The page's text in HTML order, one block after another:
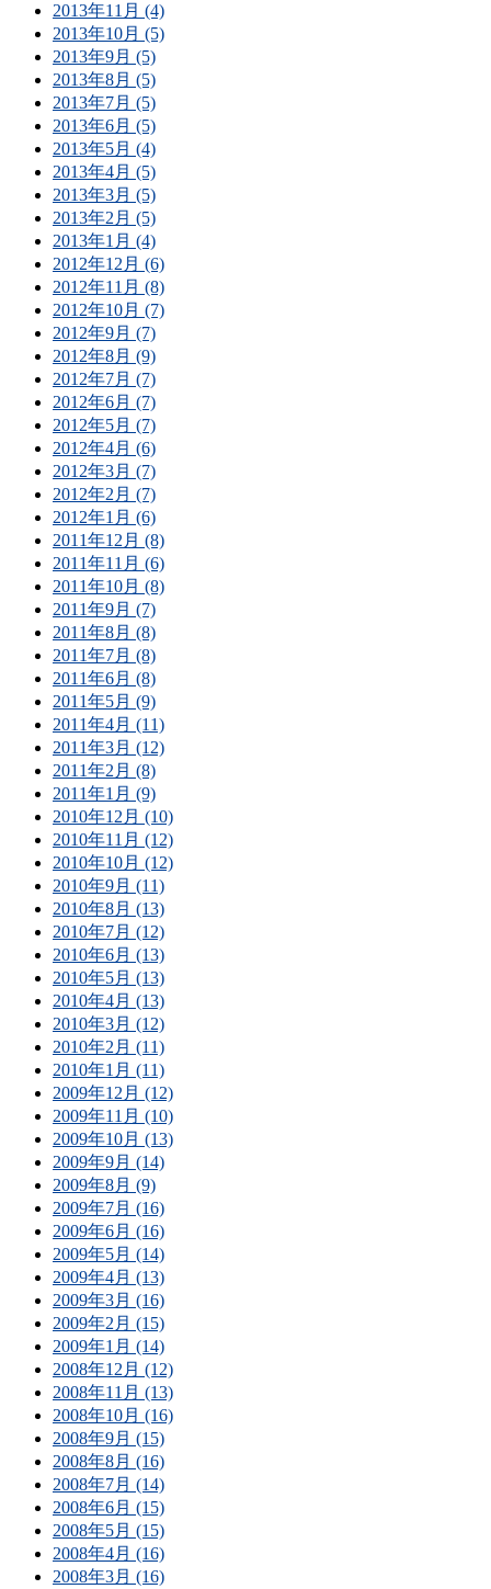
2013年11月 (4)
2013年10月 (5)
2013年9月 (5)
2013年8月 (5)
2013年7月 (5)
2013年6月 (5)
2013年5月 (4)
2013年4月 (5)
2013年3月 (5)
2013年2月 (5)
2013年1月 (4)
2012年12月 (6)
2012年11月 (8)
2012年10月 (7)
2012年9月 (7)
2012年8月 (9)
2012年7月 (7)
2012年6月 (7)
2012年5月 (7)
2012年4月 (6)
2012年3月 (7)
2012年2月 (7)
2012年1月 (6)
2011年12月 (8)
2011年11月 (6)
2011年10月 (8)
2011年9月 (7)
2011年8月 (8)
2011年7月 (8)
2011年6月 (8)
2011年5月 (9)
2011年4月 (11)
2011年3月 (12)
2011年2月 (8)
2011年1月 (9)
2010年12月 (10)
2010年11月 (12)
2010年10月 (12)
2010年9月 (11)
2010年8月 (13)
2010年7月 (12)
2010年6月 (13)
2010年5月 (13)
2010年4月 (13)
2010年3月 (12)
2010年2月 (11)
2010年1月 (11)
2009年12月 (12)
2009年11月 (10)
2009年10月 (13)
2009年9月 (14)
2009年8月 (9)
2009年7月 (16)
2009年6月 (16)
2009年5月 (14)
2009年4月 (13)
2009年3月 (16)
2009年2月 (15)
2009年1月 (14)
2008年12月 (12)
2008年11月 (13)
2008年10月 (16)
2008年9月 (15)
2008年8月 (16)
2008年7月 (14)
2008年6月 (15)
2008年5月 (15)
2008年4月 (16)
2008年3月 (16)